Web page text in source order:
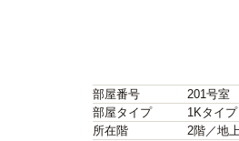
部屋番号
201号室
部屋タイプ
1Kタイプ
所在階
2階／地